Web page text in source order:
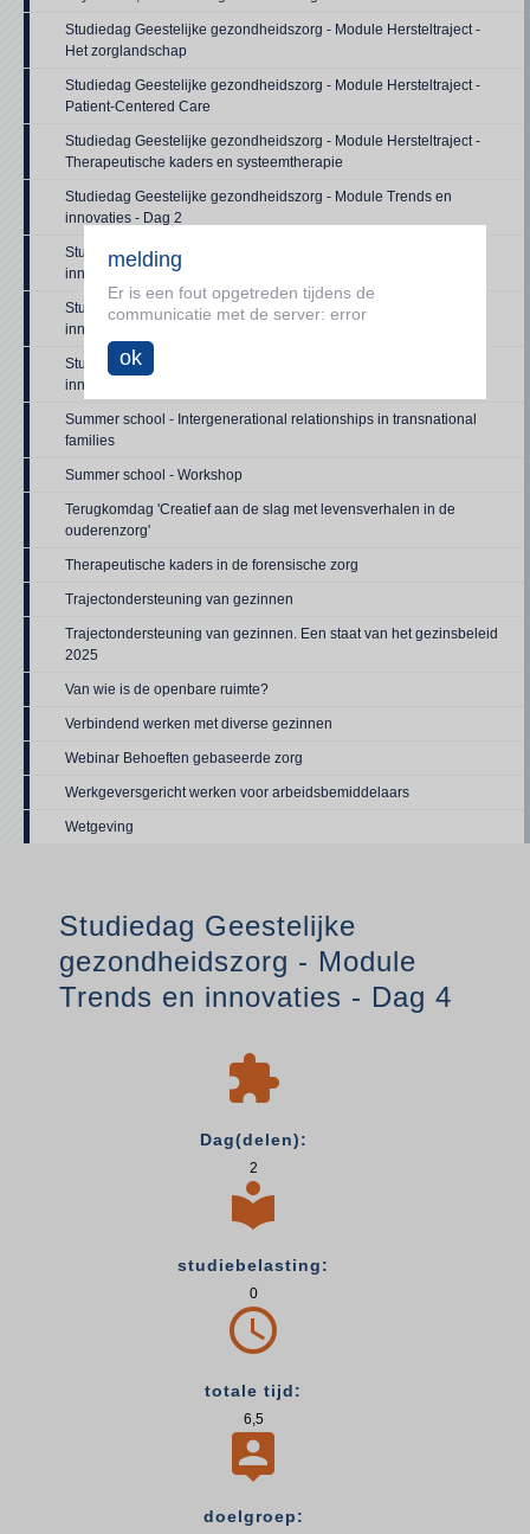
Studiedag Geestelijke gezondheidszorg - Module Hersteltraject -
Het zorglandschap
Studiedag Geestelijke gezondheidszorg - Module Hersteltraject -
Patient-Centered Care
Studiedag Geestelijke gezondheidszorg - Module Hersteltraject -
Therapeutische kaders en systeemtherapie
Studiedag Geestelijke gezondheidszorg - Module Trends en
innovaties - Dag 2
Studiedag Geestelijke gezondheidszorg - Module Trends en
innovaties - Dag 3
Studiedag Geestelijke gezondheidszorg - Module Trends en
innovaties - Dag 4
Studiedag Geestelijke gezondheidszorg - Module Trends en
innovaties - Dag 5
Summer school - Intergenerational relationships in transnational
families
Summer school - Workshop
Terugkomdag 'Creatief aan de slag met levensverhalen in de
ouderenzorg'
Therapeutische kaders in de forensische zorg
Trajectondersteuning van gezinnen
Trajectondersteuning van gezinnen. Een staat van het gezinsbeleid
2025
Van wie is de openbare ruimte?
Verbindend werken met diverse gezinnen
Webinar Behoeften gebaseerde zorg
Werkgeversgericht werken voor arbeidsbemiddelaars
Wetgeving
Studiedag Geestelijke
gezondheidszorg - Module
Trends en innovaties - Dag 4

Dag(delen):
2

studiebelasting:
0

totale tijd:
6,5

doelgroep:
melding
Er is een fout opgetreden tijdens de
communicatie met de server: error
ok